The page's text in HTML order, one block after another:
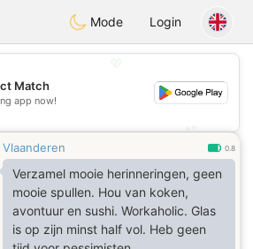
Tantôt Mode Login
💕
Match
app now!
Vlaanderen 0.8
Verzamel mooie herinneringen, geen
mooie spullen. Hou van koken,
avontuur en sushi. Workaholic. Glas
is op zijn minst half vol. Heb geen